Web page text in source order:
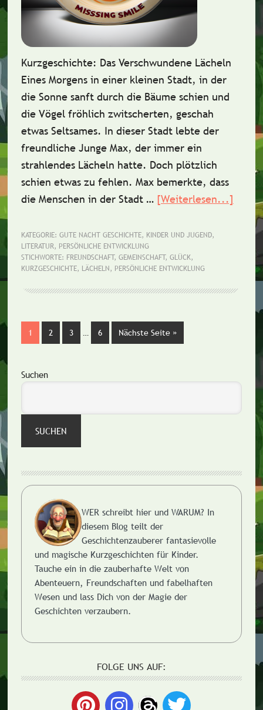
Kurzgeschichte: Das Verschwundene Lächeln
Eines Morgens in einer kleinen Stadt, in der
die Sonne sanft durch die Bäume schien und
die Vögel fröhlich zwitscherten, geschah
etwas Seltsames. In dieser Stadt lebte der
freundliche Junge Max, der immer ein
strahlendes Lächeln hatte. Doch plötzlich
schien etwas zu fehlen. Max bemerkte, dass
die Menschen in der Stadt … [Weiterlesen...]
KATEGORIE: GUTE NACHT GESCHICHTE, KINDER UND JUGEND,
LITERATUR, PERSÖNLICHE ENTWICKLUNG
STICHWORTE: FREUNDSCHAFT, GEMEINSCHAFT, GLÜCK,
KURZGESCHICHTE, LÄCHELN, PERSÖNLICHE ENTWICKLUNG
Seite
1 Seite
2 Seite
3
Weggelassene
… Seite
6 Nächste Seite aufrufen
»
Seitenspalte
Suchen
SUCHEN
WER schreibt hier und WARUM? In
diesem Blog teilt der
Geschichtenzauberer fantasievolle
und magische Kurzgeschichten für Kinder.
Tauche ein in die zauberhafte Welt von
Abenteuern, Freundschaften und fabelhaften
Wesen und lass Dich von der Magie der
Geschichten verzaubern.
FOLGE UNS AUF: